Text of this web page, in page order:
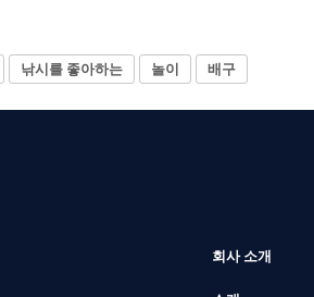
낚시를 좋아하는 놀이 배구
회사 소개